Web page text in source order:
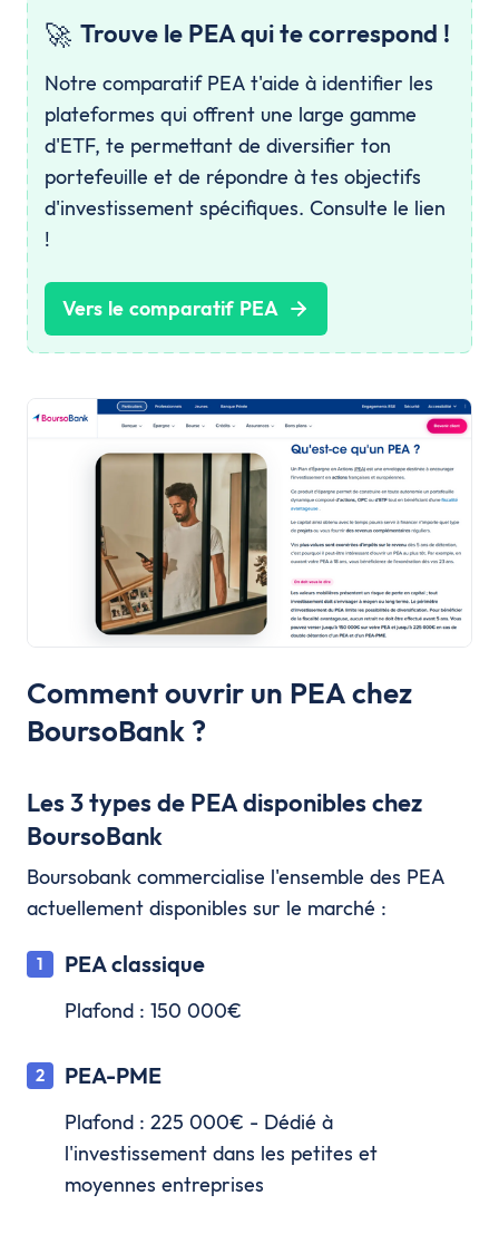
🚀 Trouve le PEA qui te correspond !
Notre comparatif PEA t'aide à identifier les
plateformes qui offrent une large gamme
d'ETF, te permettant de diversifier ton
portefeuille et de répondre à tes objectifs
d'investissement spécifiques. Consulte le lien
!
Vers le comparatif PEA
Comment ouvrir un PEA chez
BoursoBank ?
Les 3 types de PEA disponibles chez
BoursoBank
Boursobank commercialise l'ensemble des PEA
actuellement disponibles sur le marché :
PEA classique
Plafond : 150 000€
PEA-PME
Plafond : 225 000€ - Dédié à
l'investissement dans les petites et
moyennes entreprises